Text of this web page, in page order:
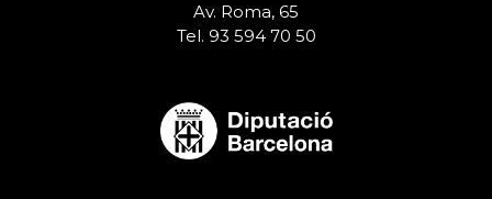
Av. Roma, 65
Tel. 93 594 70 50